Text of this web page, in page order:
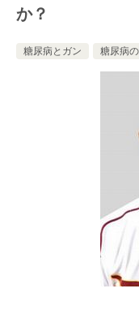
か？
糖尿病とガン 糖尿病